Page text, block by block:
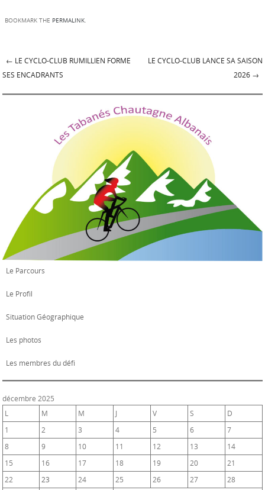
BOOKMARK THE PERMALINK.
Post navigation
← LE CYCLO-CLUB RUMILLIEN FORME
SES ENCADRANTS
LE CYCLO-CLUB LANCE SA SAISON
2026 →
Le Parcours
Le Profil
Situation Géographique
Les photos
Les membres du défi
décembre 2025
L
M M J V S
D
1
2 3 4 5 6
7
8
9 10 11 12 13
14
15
16 17 18 19 20
21
22
23 24 25 26 27
28